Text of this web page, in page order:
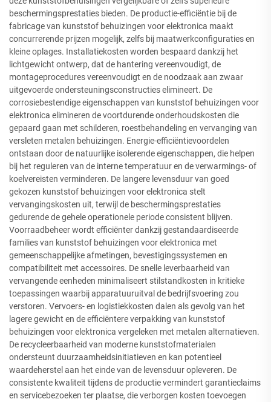
beschermingsprestaties bieden. De productie-efficiëntie bij de
fabricage van kunststof behuizingen voor elektronica maakt
concurrerende prijzen mogelijk, zelfs bij maatwerkconfiguraties en
kleine oplages. Installatiekosten worden bespaard dankzij het
lichtgewicht ontwerp, dat de hantering vereenvoudigt, de
montageprocedures vereenvoudigt en de noodzaak aan zwaar
uitgevoerde ondersteuningsconstructies elimineert. De
corrosiebestendige eigenschappen van kunststof behuizingen voor
elektronica elimineren de voortdurende onderhoudskosten die
gepaard gaan met schilderen, roestbehandeling en vervanging van
versleten metalen behuizingen. Energie-efficiëntievoordelen
ontstaan door de natuurlijke isolerende eigenschappen, die helpen
bij het reguleren van de interne temperatuur en de verwarmings- of
koelvereisten verminderen. De langere levensduur van goed
gekozen kunststof behuizingen voor elektronica stelt
vervangingskosten uit, terwijl de beschermingsprestaties
gedurende de gehele operationele periode consistent blijven.
Voorraadbeheer wordt efficiënter dankzij gestandaardiseerde
families van kunststof behuizingen voor elektronica met
gemeenschappelijke afmetingen, bevestigingssystemen en
compatibiliteit met accessoires. De snelle leverbaarheid van
vervangende eenheden minimaliseert stilstandkosten in kritieke
toepassingen waarbij apparatuuruitval de bedrijfsvoering zou
verstoren. Vervoers- en logistiekkosten dalen als gevolg van het
lagere gewicht en de efficiëntere verpakking van kunststof
behuizingen voor elektronica vergeleken met metalen alternatieven.
De recycleerbaarheid van moderne kunststofmaterialen
ondersteunt duurzaamheidsinitiatieven en kan potentieel
waardeherstel aan het einde van de levensduur opleveren. De
consistente kwaliteit tijdens de productie vermindert garantieclaims
en servicebezoeken ter plaatse, die verborgen kosten toevoegen